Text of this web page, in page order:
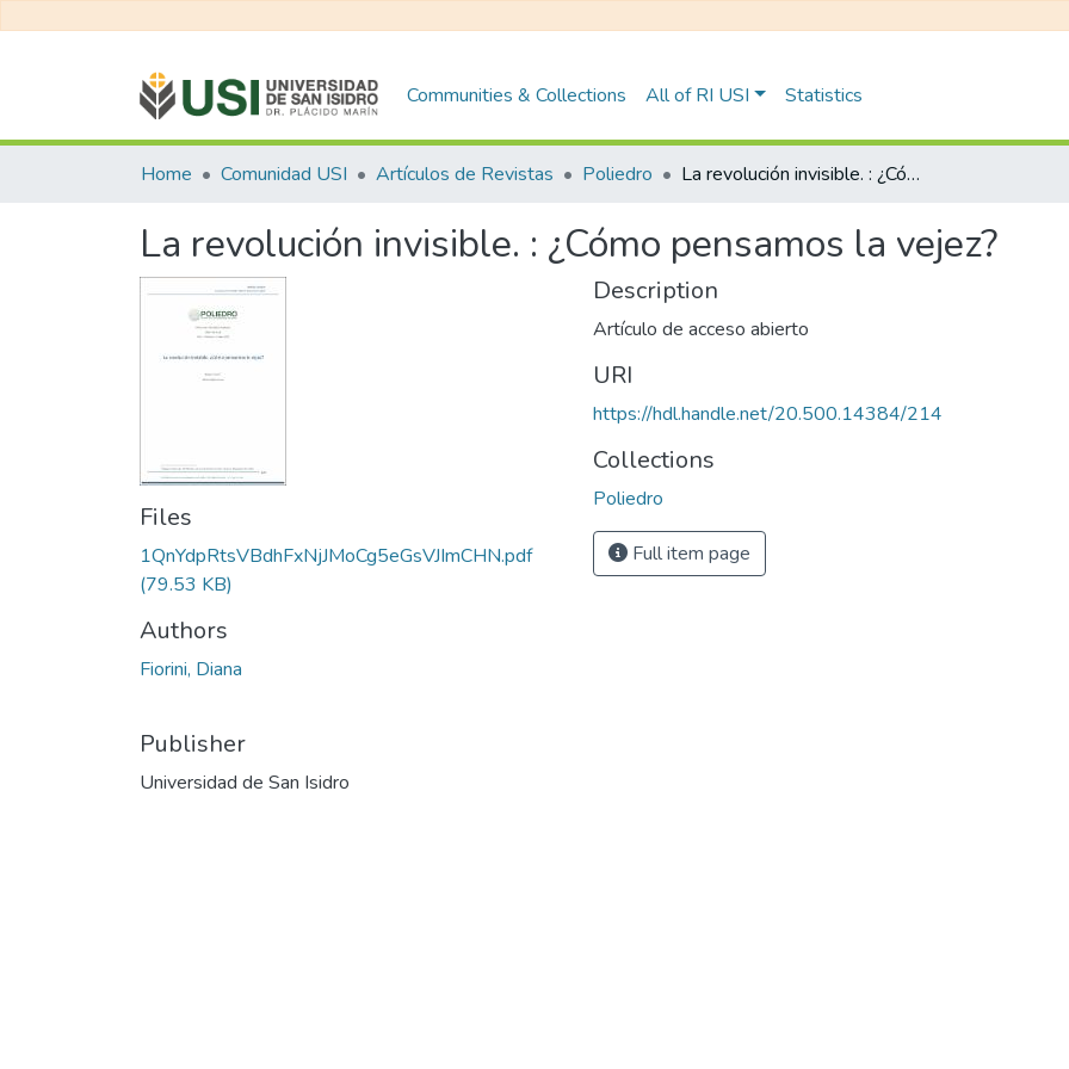
Communities & Collections All of RI USI Statistics
Home Comunidad USI Artículos de Revistas Poliedro La revolución invisible. : ¿Cómo pensamos la vejez?
La revolución invisible. : ¿Cómo pensamos la vejez?
Files
1QnYdpRtsVBdhFxNjJMoCg5eGsVJImCHN.pdf
(79.53 KB)
Authors
Fiorini, Diana
Publisher
Universidad de San Isidro
Description
Artículo de acceso abierto
URI
https://hdl.handle.net/20.500.14384/214
Collections
Poliedro
Full item page